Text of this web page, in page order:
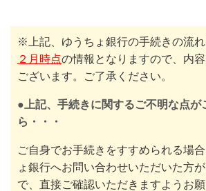
※上記、ゆうちょ銀行の手続きの流れ
２月時点の情報となりますので、内
ございます。ご了承ください。
●上記、手続きに関するご不明な点が
ら・・・
ご自身でお手続きをすすめられる場
ょ銀行へお問い合わせいただいた方
で、直接ご確認いただきますようお願